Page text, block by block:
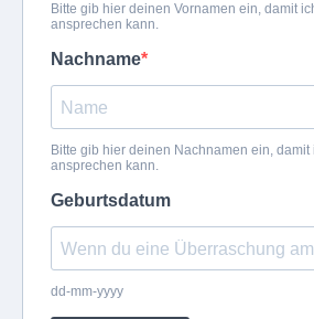
Bitte gib hier deinen Vornamen ein, damit
ansprechen kann.
Nachname
Bitte gib hier deinen Nachnamen ein,
ansprechen kann.
Geburtsdatum
dd-mm-yyyy